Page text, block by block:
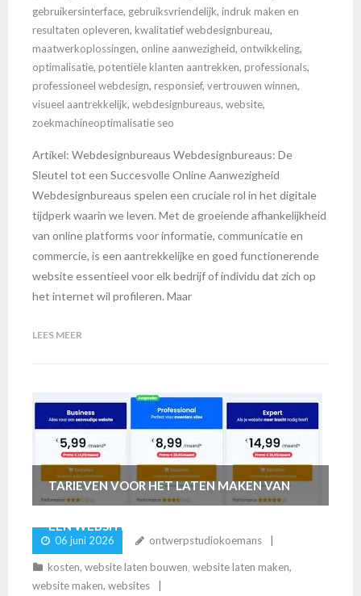
gebruikersinterface, gebruiksvriendelijk, indruk maken en
resultaten opleveren, kwalitatief webdesignbureau,
maatwerkoplossingen, online aanwezigheid, ontwikkeling,
optimalisatie, potentiële klanten aantrekken, professionals,
professioneel webdesign, responsief, vertrouwen winnen,
visueel aantrekkelijk, webdesignbureaus, website,
zoekmachineoptimalisatie seo
Artikel: Webdesignbureaus Webdesignbureaus: De
Sleutel tot een Succesvolle Online Aanwezigheid
Webdesignbureaus spelen een cruciale rol in het digitale
tijdperk waarin we leven. Met de groeiende afhankelijkheid
van online platforms voor informatie, communicatie en
commercie, is een aantrekkelijke en goed functionerende
website essentieel voor elk bedrijf of individu dat zich op
het internet wil profileren. Maar
LEES MEER
TARIEVEN VOOR HET LATEN MAKEN VAN
EEN WEBSITE: WAT KOST HET
ONTWIKKELEN VAN JOUW ONLINE
06 juni 2026 ontwerpstudiokoemans
kosten, website laten bouwen website laten maken,
website maken, websites